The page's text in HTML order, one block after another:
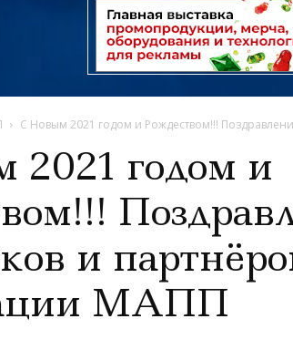
С Новым 2021 годом и Рождеством!!!
годом и
и
МАПП